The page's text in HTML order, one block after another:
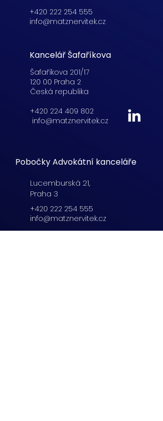
+420 222 254 555
info@matznervitek.cz
Kancelář Šafaříkova
Šafaříkova 201/17
120 00 Praha 2
Česká republika
+420 224 409 802
info@matznervitek.cz
Pobočky Advokátní kanceláře
Lucemburská 21,
Praha 3
+420 222 254 555
info@matznervitek.cz